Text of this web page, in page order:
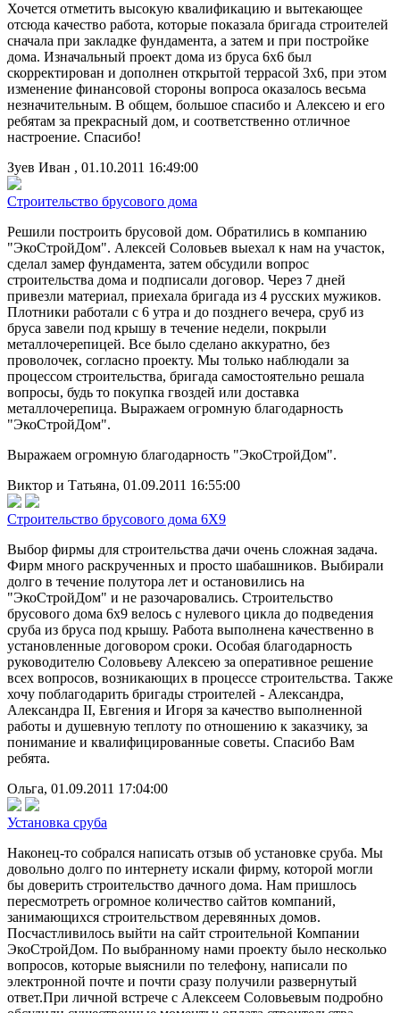
Хочется отметить высокую квалификацию и вытекающее
отсюда качество работа, которые показала бригада строителей
сначала при закладке фундамента, а затем и при постройке
дома. Изначальный проект дома из бруса 6х6 был
скорректирован и дополнен открытой террасой 3х6, при этом
изменение финансовой стороны вопроса оказалось весьма
незначительным. В общем, большое спасибо и Алексею и его
ребятам за прекрасный дом, и соответственно отличное
настроение. Спасибо!
Зуев Иван , 01.10.2011 16:49:00
Строительство брусового дома
Решили построить брусовой дом. Обратились в компанию
"ЭкоСтройДом". Алексей Соловьев выехал к нам на участок,
сделал замер фундамента, затем обсудили вопрос
строительства дома и подписали договор. Через 7 дней
привезли материал, приехала бригада из 4 русских мужиков.
Плотники работали с 6 утра и до позднего вечера, сруб из
бруса завели под крышу в течение недели, покрыли
металлочерепицей. Все было сделано аккуратно, без
проволочек, согласно проекту. Мы только наблюдали за
процессом строительства, бригада самостоятельно решала
вопросы, будь то покупка гвоздей или доставка
металлочерепица. Выражаем огромную благодарность
"ЭкоСтройДом".
Выражаем огромную благодарность "ЭкоСтройДом".
Виктор и Татьяна, 01.09.2011 16:55:00
Строительство брусового дома 6Х9
Выбор фирмы для строительства дачи очень сложная задача.
Фирм много раскрученных и просто шабашников. Выбирали
долго в течение полутора лет и остановились на
"ЭкоСтройДом" и не разочаровались. Строительство
брусового дома 6х9 велось с нулевого цикла до подведения
сруба из бруса под крышу. Работа выполнена качественно в
установленные договором сроки. Особая благодарность
руководителю Соловьеву Алексею за оперативное решение
всех вопросов, возникающих в процессе строительства. Также
хочу поблагодарить бригады строителей - Александра,
Александра II, Евгения и Игоря за качество выполненной
работы и душевную теплоту по отношению к заказчику, за
понимание и квалифицированные советы. Спасибо Вам
ребята.
Ольга, 01.09.2011 17:04:00
Установка сруба
Наконец-то собрался написать отзыв об установке сруба. Мы
довольно долго по интернету искали фирму, которой могли
бы доверить строительство дачного дома. Нам пришлось
пересмотреть огромное количество сайтов компаний,
занимающихся строительством деревянных домов.
Посчастливилось выйти на сайт строительной Компании
ЭкоСтройДом. По выбранному нами проекту было несколько
вопросов, которые выяснили по телефону, написали по
электронной почте и почти сразу получили развернутый
ответ.При личной встрече с Алексеем Соловьевым подробно